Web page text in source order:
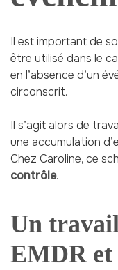
Il est important de
être utilisé dans le
en l’absence d’un
circonscrit.
Il s’agit alors de
une accumulation
Chez Caroline, ce
contrôle.
Un
EMDR et